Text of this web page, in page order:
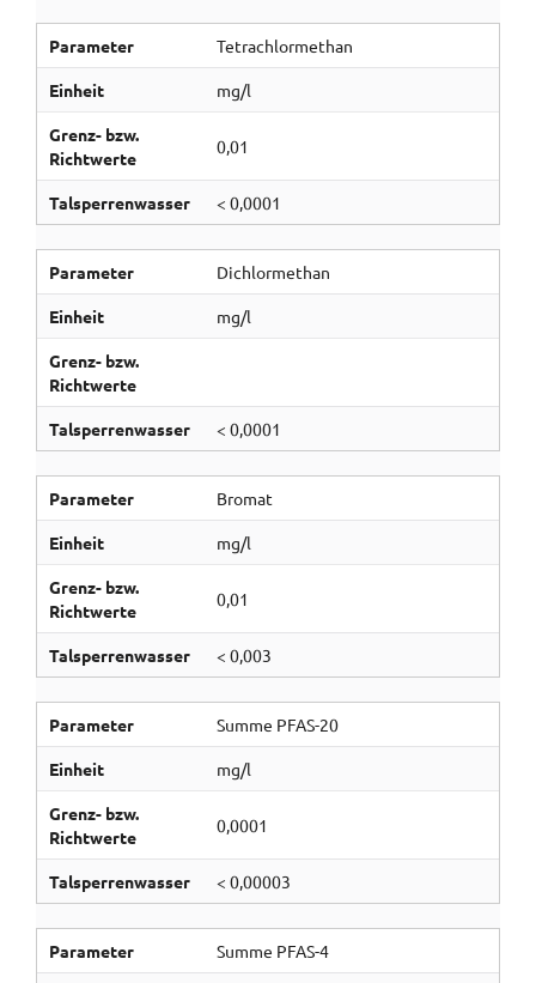
Parameter Tetrachlormethan
Einheit mg/l
Grenz- bzw.
Richtwerte
0,01
Talsperrenwasser < 0,0001
Parameter Dichlormethan
Einheit mg/l
Grenz- bzw.
Richtwerte
Talsperrenwasser < 0,0001
Parameter Bromat
Einheit mg/l
Grenz- bzw.
Richtwerte
0,01
Talsperrenwasser < 0,003
Parameter Summe PFAS-20
Einheit mg/l
Grenz- bzw.
Richtwerte
0,0001
Talsperrenwasser < 0,00003
Parameter Summe PFAS-4